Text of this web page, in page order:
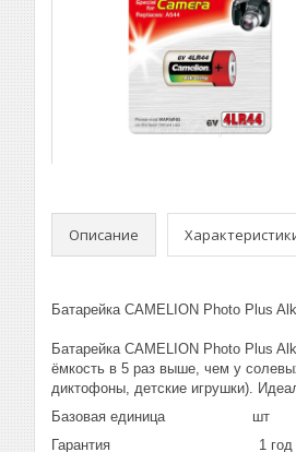
Описание
Батарейка CAMELION Photo Plus
Батарейка CAMELION Photo Plus
ёмкость в 5 раз выше, чем у
диктофоны, детские игрушки).
Базовая единица шт
Гарантия 1 год